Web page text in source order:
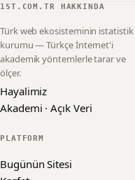
1ST.COM.TR HAKKINDA
Türk web ekosisteminin istatistik
kurumu — Türkçe İnternet'i
akademik yöntemlerle tarar ve
ölçer.
Hayalimiz
Akademi · Açık Veri
PLATFORM
Bugünün Sitesi